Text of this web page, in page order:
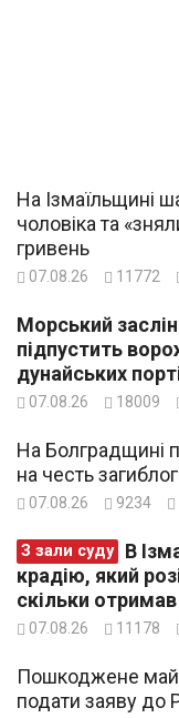
На Ізмаїльщині
чоловіка та
гривень
07.08.26 11772
Морський
підпустить
дунайських
07.08.26 18009
На Болградщині
на честь
07.08.26 9234
З зали суду
крадію, який
скільки
07.08.26 11178
Пошкоджене
подати заяву до